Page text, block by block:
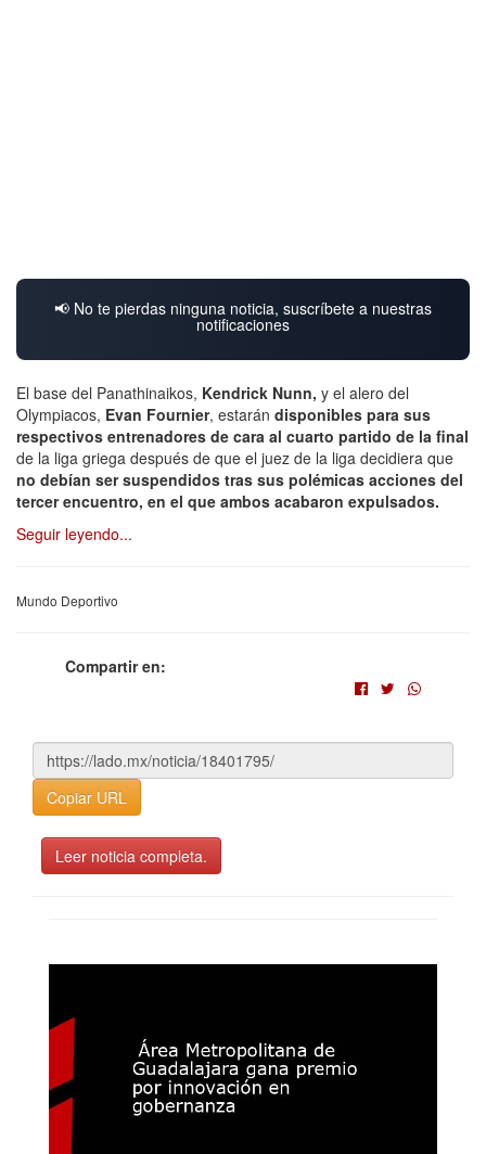
📢 No te pierdas ninguna noticia, suscríbete a nuestras
notificaciones
El base del Panathinaikos, Kendrick Nunn, y el alero del
Olympiacos, Evan Fournier, estarán disponibles para sus
respectivos entrenadores de cara al cuarto partido de la final
de la liga griega después de que el juez de la liga decidiera que
no debían ser suspendidos tras sus polémicas acciones del
tercer encuentro, en el que ambos acabaron expulsados.
Seguir leyendo...
Mundo Deportivo
Compartir en:
Copiar URL
Leer noticia completa.